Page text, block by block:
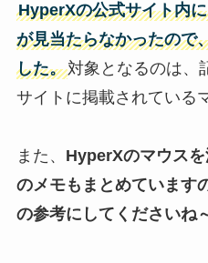
HyperXの公式サイト内
が見当たらなかったので
した。対象となるのは、
サイトに掲載されている
また、 HyperXのマウス
のメモもまとめています
の参考にしてくださいね